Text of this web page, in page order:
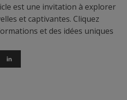
est une invitation à explorer
et captivantes. Cliquez
et des idées uniques